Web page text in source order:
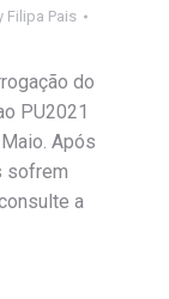
Filipa Pais
do
PU2021
Após
sofrem
a